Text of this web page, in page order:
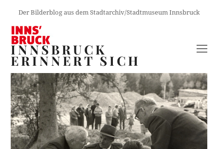
Der Bilderblog aus dem Stadtarchiv/Stadtmuseum Innsbruck
INNSBRUCK
ERINNERT SICH